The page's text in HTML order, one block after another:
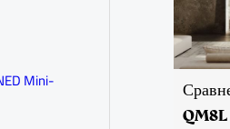
Mini-
QM8L